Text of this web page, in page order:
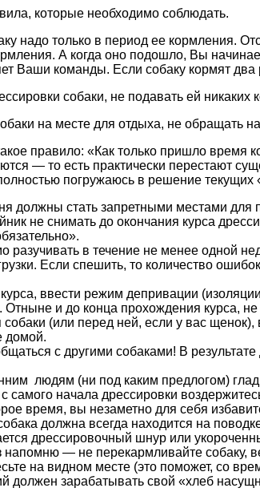
которые необходимо соблюдать.
надо только в период ее кормления.
А когда оно подошло, Вы
Ваши команды. Если собаку кормят два
собаки, не подавать ей
на месте для отдыха, не обращать
правило: «Как только пришло время
— то есть практически перестают
погружаюсь в решение текущих
должны стать запретными местами для
не снимать до окончания курса
разучивать в течение не менее одной
Если спешить, то количество
ввести режим депривации
Отныне и до конца прохождения курса,
(или перед ней, если у вас
домой.
с другими собаками! В
людям (ни под каким предлогом)
самого начала дрессировки
время, вы незаметно для себя
должна всегда находится на
дрессировочный шнур или
— не перекармливайте собаку,
на видном месте (это поможет, со
должен зарабатывать свой «хлеб